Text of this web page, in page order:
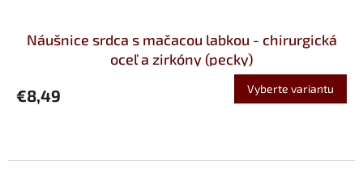
Náušnice srdca s mačacou labkou - chirurgická
oceľ a zirkóny (pecky)
€8,49 Vyberte variantu